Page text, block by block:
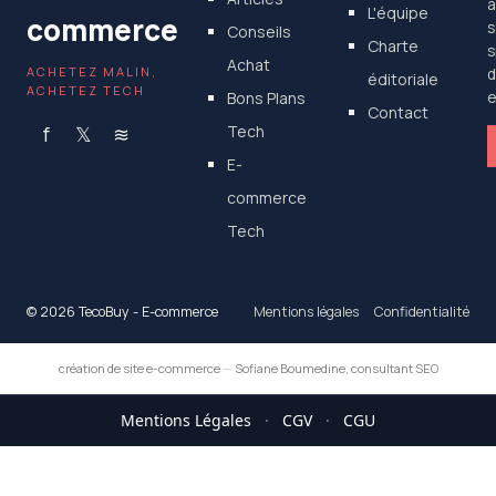
commerce
ACHETEZ MALIN,
ACHETEZ TECH
f 𝕏 ≋
Conseils
Achat
Bons Plans
Tech
E-
commerce
Tech
L'équipe
Charte
éditoriale
Contact
© 2026 TecoBuy - E-commerce Mentions légales Confidentialité
création de site e-commerce— Sofiane Boumedine, consultant SEO
Mentions Légales · CGV · CGU